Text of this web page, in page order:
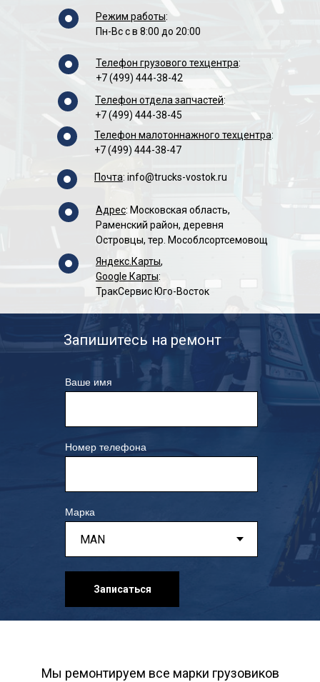
Запишитесь на ремонт
Ваше имя
Номер телефона
Марка
Записаться
Почта: info@trucks-vostok.ru
Телефон грузового техцентра:
+7 (499) 444-38-42
Режим работы:
Пн-Вс с в 8:00 до 20:00
Телефон отдела запчастей:
+7 (499) 444-38-45
Адрес: Московская область,
Раменский район, деревня
Островцы, тер. Мособлсортсемовощ
Яндекс.Карты,
Google Карты:
ТракСервис Юго-Восток
Телефон малотоннажного техцентра:
+7 (499) 444-38-47
Мы ремонтируем все марки грузовиков